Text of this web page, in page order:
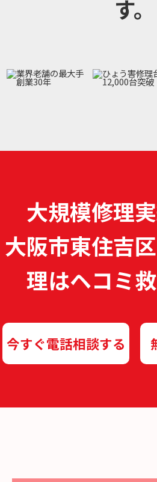
す。
大規模修理
大阪市東住吉
理はヘコミ
今すぐ電話相談する